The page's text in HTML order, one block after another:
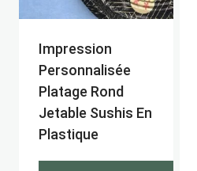
Impression
Personnalisée
Platage Rond
Jetable Sushis En
Plastique